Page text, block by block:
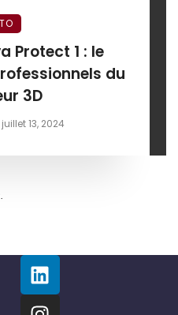
Protect 1 : le
du
3D
juillet 13, 2024